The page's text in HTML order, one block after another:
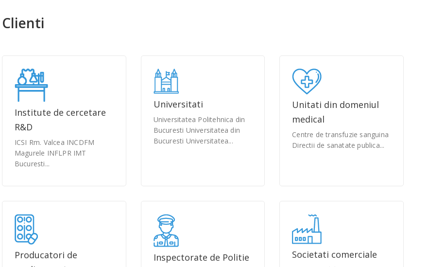
Clienti
Institute de cercetare
R&D
ICSI Rm. Valcea INCDFM
Magurele INFLPR IMT
Bucuresti...
Universitati
Universitatea Politehnica din
Bucuresti Universitatea din
Bucuresti Universitatea...
Unitati din domeniul
medical
Centre de transfuzie sanguina
Directii de sanatate publica...
Producatori de
Inspectorate de Politie Societati comerciale